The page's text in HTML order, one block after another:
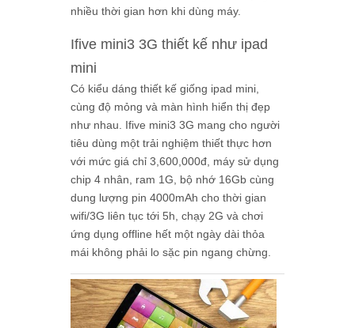
nhiều thời gian hơn khi dùng máy.
Ifive mini3 3G thiết kế như ipad
mini
Có kiểu dáng thiết kế giống ipad mini,
cùng độ mỏng và màn hình hiển thị đẹp
như nhau. Ifive mini3 3G mang cho người
tiêu dùng một trải nghiệm thiết thực hơn
với mức giá chỉ 3,600,000đ, máy sử dụng
chip 4 nhân, ram 1G, bộ nhớ 16Gb cùng
dung lượng pin 4000mAh cho thời gian
wifi/3G liên tục tới 5h, chạy 2G và chơi
ứng dụng offline hết một ngày dài thỏa
mái không phải lo sặc pin ngang chừng.